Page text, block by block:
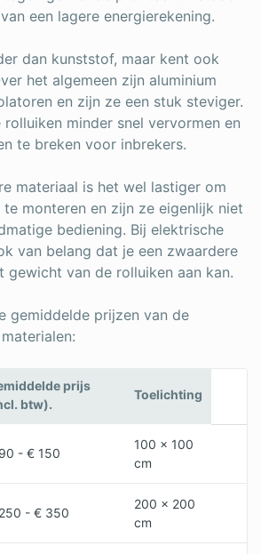
een lagere energierekening.
dan kunststof, maar kent ook
het algemeen zijn aluminium
en zijn ze een stuk steviger.
minder snel vervormen en
te breken voor inbrekers.
materiaal is het wel lastiger om
monteren en zijn ze eigenlijk niet
bediening. Bij elektrische
van belang dat je een zwaardere
gewicht van de rolluiken aan kan.
gemiddelde prijzen van de
prijs
btw).
Toelichting
- € 150
100 x 100
cm
- € 350
200 x 200
cm